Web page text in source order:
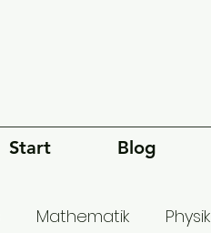
Start Blog
Mathematik Physik